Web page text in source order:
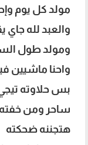
مولد كل يوم
والعبد لله جاي
ومولد طول
واحنا ماشيين
بس حلاوته
ساحر ومن خفته
هتجننه ضحكته